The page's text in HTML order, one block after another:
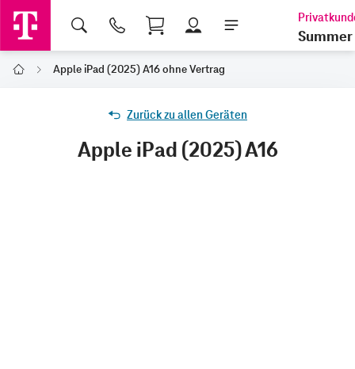
Shopping Cart
Summer
Home Apple iPad (2025) A16 ohne Vertrag
Zurück zu allen Geräten
Apple iPad (2025) A16